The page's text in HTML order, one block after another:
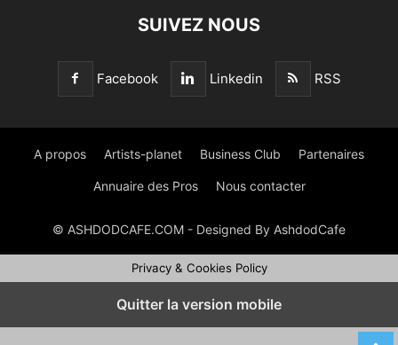
SUIVEZ NOUS
Facebook Linkedin RSS
A propos Artists-planet Business Club Partenaires
Annuaire des Pros Nous contacter
© ASHDODCAFE.COM - Designed By AshdodCafe
Privacy & Cookies Policy
Quitter la version mobile